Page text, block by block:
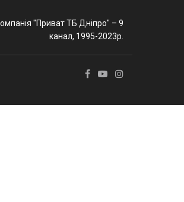
"Приват ТБ Дніпро" – 9
канал, 1995-2023р.